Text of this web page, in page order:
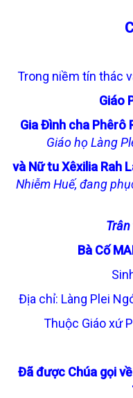
Trong niềm tín thác
Giáo
Gia Đình cha Phêrô
Giáo họ Làng
và Nữ tu Xêxilia Rah
Nhiễm Huế, đang
Bà Cố
Địa chỉ: Làng Plei
Thuộc Giáo xứ
Đã được Chúa gọi